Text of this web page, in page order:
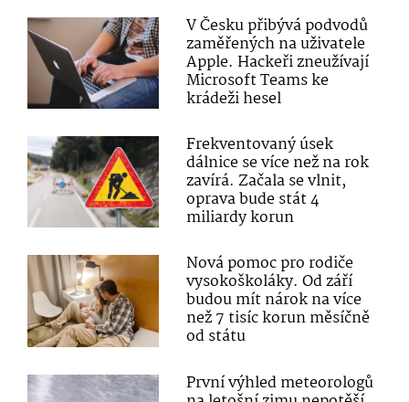
V Česku přibývá podvodů
zaměřených na uživatele
Apple. Hackeři zneužívají
Microsoft Teams ke
krádeži hesel
Frekventovaný úsek
dálnice se více než na rok
zavírá. Začala se vlnit,
oprava bude stát 4
miliardy korun
Nová pomoc pro rodiče
vysokoškoláky. Od září
budou mít nárok na více
než 7 tisíc korun měsíčně
od státu
První výhled meteorologů